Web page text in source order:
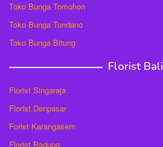
Toko Bunga Tomohon
Toko Bunga Tondano
Toko Bunga Bitung
Florist Bali
Florist Singaraja
Florist Denpasar
Forist Karangasem
Florist Badung